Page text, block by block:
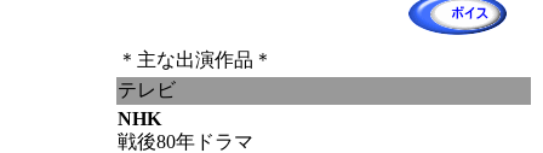
＊主な出演作品＊
テレビ
NHK
戦後80年ドラマ